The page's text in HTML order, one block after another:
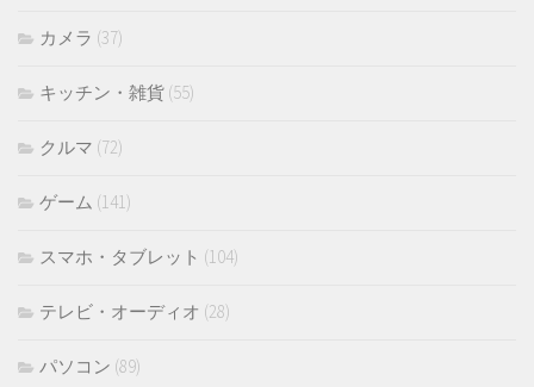
カメラ (37)
キッチン・雑貨 (55)
クルマ (72)
ゲーム (141)
スマホ・タブレット (104)
テレビ・オーディオ (28)
パソコン (89)